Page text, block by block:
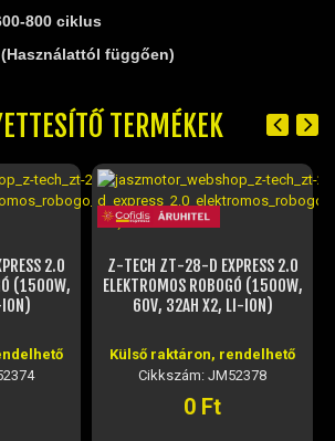
800 ciklus
függően)
TERMÉKEK
2.0
(1500W,
Z-TECH ZT-28-D EXPRESS 2.0
ELEKTROMOS ROBOGÓ (1500W,
60V, 32AH X2, LI-ION)
Külső raktáron, rendelhető
Cikkszám: JM52378
0 Ft